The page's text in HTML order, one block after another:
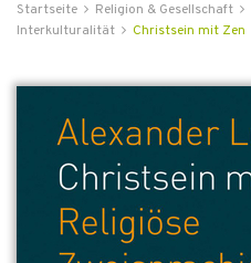
Startseite Religion & Gesellschaft
Interkulturalität
Christsein mit Zen